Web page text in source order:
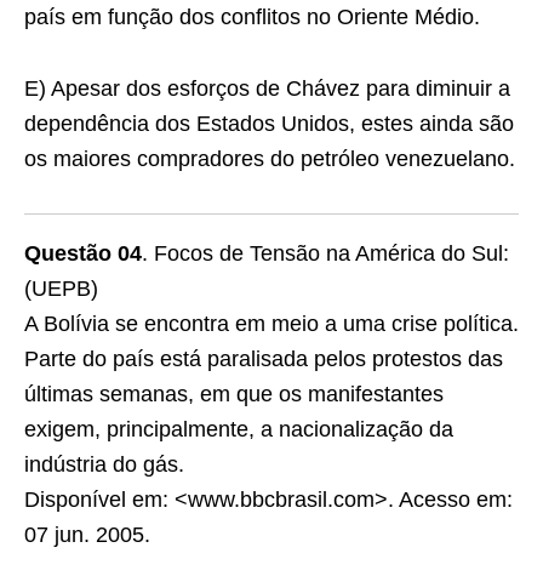
país em função dos conﬂitos no Oriente Médio.
E) Apesar dos esforços de Chávez para diminuir a
dependência dos Estados Unidos, estes ainda são
os maiores compradores do petróleo venezuelano.
Questão 04. Focos de Tensão na América do Sul:
(UEPB)
A Bolívia se encontra em meio a uma crise política.
Parte do país está paralisada pelos protestos das
últimas semanas, em que os manifestantes
exigem, principalmente, a nacionalização da
indústria do gás.
Disponível em: <www.bbcbrasil.com>. Acesso em:
07 jun. 2005.